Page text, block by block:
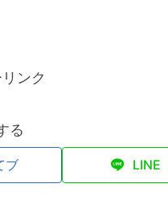
ンク
る
ブ LINE